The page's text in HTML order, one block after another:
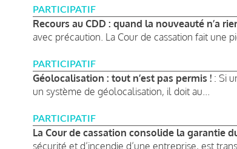
PARTICIPATIF
Recours au CDD : quand la nouveauté n’a
avec précaution. La Cour de cassation fait une
PARTICIPATIF
Géolocalisation : tout n’est pas permis ! : Si
un système de géolocalisation, il doit au...
PARTICIPATIF
La Cour de cassation consolide la garantie
sécurité et d’incendie d’une entreprise, est